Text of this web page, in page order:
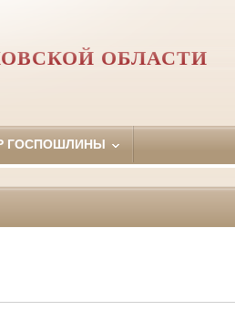
ОБЛАСТИ
ГОСПОШЛИНЫ